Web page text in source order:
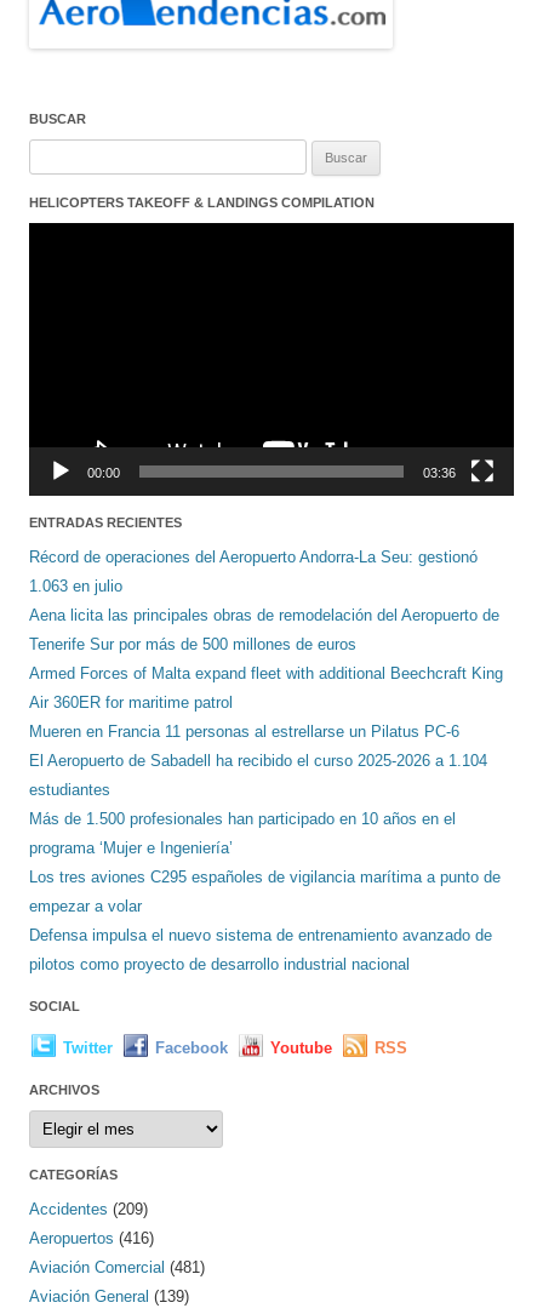
BUSCAR
HELICOPTERS TAKEOFF & LANDINGS COMPILATION
00:00 03:36
ENTRADAS RECIENTES
Récord de operaciones del Aeropuerto Andorra-La Seu: gestionó
1.063 en julio
Aena licita las principales obras de remodelación del Aeropuerto de
Tenerife Sur por más de 500 millones de euros
Armed Forces of Malta expand fleet with additional Beechcraft King
Air 360ER for maritime patrol
Mueren en Francia 11 personas al estrellarse un Pilatus PC-6
El Aeropuerto de Sabadell ha recibido el curso 2025-2026 a 1.104
estudiantes
Más de 1.500 profesionales han participado en 10 años en el
programa ‘Mujer e Ingeniería’
Los tres aviones C295 españoles de vigilancia marítima a punto de
empezar a volar
Defensa impulsa el nuevo sistema de entrenamiento avanzado de
pilotos como proyecto de desarrollo industrial nacional
SOCIAL
Twitter Facebook Youtube RSS
ARCHIVOS
Archivos
CATEGORÍAS
Accidentes (209)
Aeropuertos (416)
Aviación Comercial (481)
Aviación General (139)